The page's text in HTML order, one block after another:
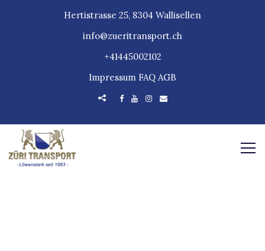
Hertistrasse 25, 8304 Wallisellen
info@zueritransport.ch
+41445002102
Impressum FAQ AGB